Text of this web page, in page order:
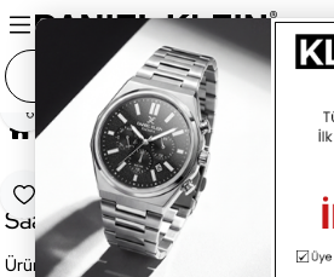
Ana Sayfa Saatler Erkek Saat
Favoriye Ekle
Paylaş
DK.1.13883-11 Premium Erkek Kol
Saati
Ürün Kodu:DK.1.13883-11